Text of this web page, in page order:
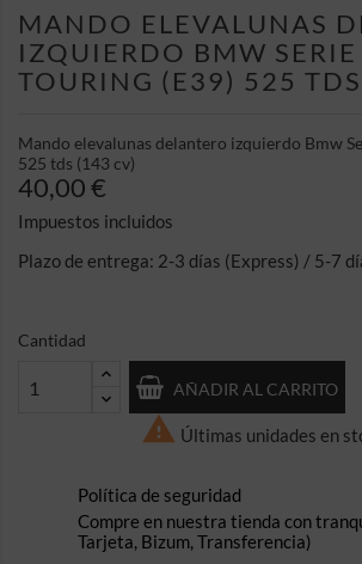
MANDO ELEVALUNAS
IZQUIERDO BMW SERIE
TOURING (E39) 525
Mando elevalunas delantero izquierdo Bmw
525 tds (143 cv)
40,00 €
Impuestos incluidos
Plazo de entrega: 2-3 días (Express) / 5-7
Cantidad
AÑADIR AL CARRITO
 Últimas unidades en
Política de seguridad
Compre en nuestra tienda con
Tarjeta, Bizum, Transferencia)